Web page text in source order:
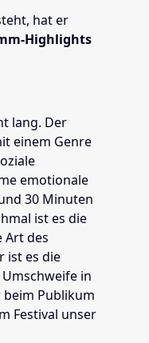
hat er
Highlights
lang. Der
einem Genre
emotionale
30 Minuten
ist es die
Art des
ist es die
in
Publikum
Festival unser